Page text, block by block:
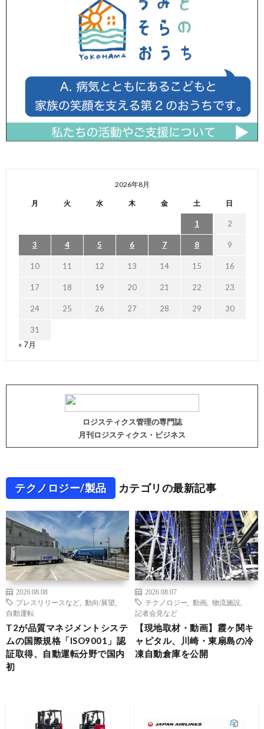
2026年8月
月 火 水 木 金 土 日
1 2
3 4 5 6 7 8 9
10 11 12 13 14 15 16
17 18 19 20 21 22 23
24 25 26 27 28 29 30
31
« 7月
ロジスティクス管理の専門誌
月刊ロジスティクス・ビジネス
テクノロジー/製品 カテゴリの最新記事
2026.08.08
プレスリリースなど
動向/展望
自動運転
T2が品質マネジメントシステ
ムの国際規格「ISO9001」認
証取得、自動運転分野で国内
初
2026.08.07
テクノロジー
動画 物流施設
記者会見など
【現地取材・動画】霞ヶ関キ
ャピタル、川崎・東扇島の冷
凍自動倉庫を公開